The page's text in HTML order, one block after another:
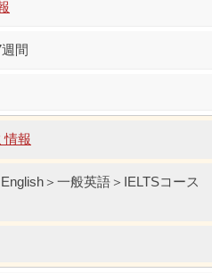
間
情報
＞一般英語＞IELTSコース